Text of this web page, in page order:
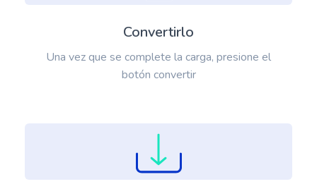
Convertirlo
Una vez que se complete la carga, presione el
botón convertir